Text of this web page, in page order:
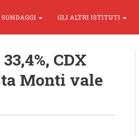
GLI ALTRI ISTITUTI
CDX
Monti vale